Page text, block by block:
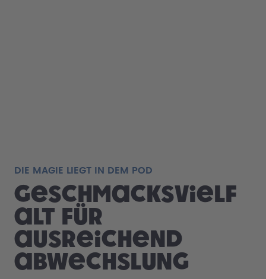
DIE MAGIE LIEGT IN DEM POD
Geschmacksvielf
alt für
ausreichend
Abwechslung